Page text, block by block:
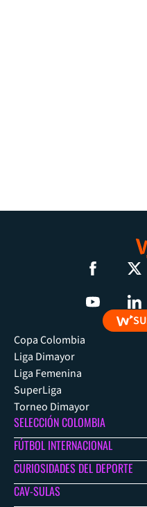
Copa Colombia
Liga Dimayor
Liga Femenina
SuperLiga
Torneo Dimayor
SELECCIÓN COLOMBIA
FÚTBOL INTERNACIONAL
CURIOSIDADES DEL DEPORTE
CAV-SULAS